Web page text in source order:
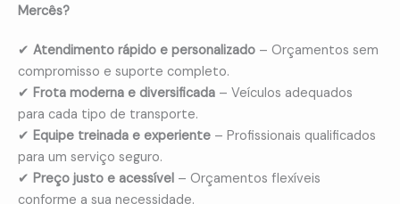
Mercês?
✔ Atendimento rápido e personalizado – Orçamentos sem
compromisso e suporte completo.
✔ Frota moderna e diversificada – Veículos adequados
para cada tipo de transporte.
✔ Equipe treinada e experiente – Profissionais qualificados
para um serviço seguro.
✔ Preço justo e acessível – Orçamentos flexíveis
conforme a sua necessidade.